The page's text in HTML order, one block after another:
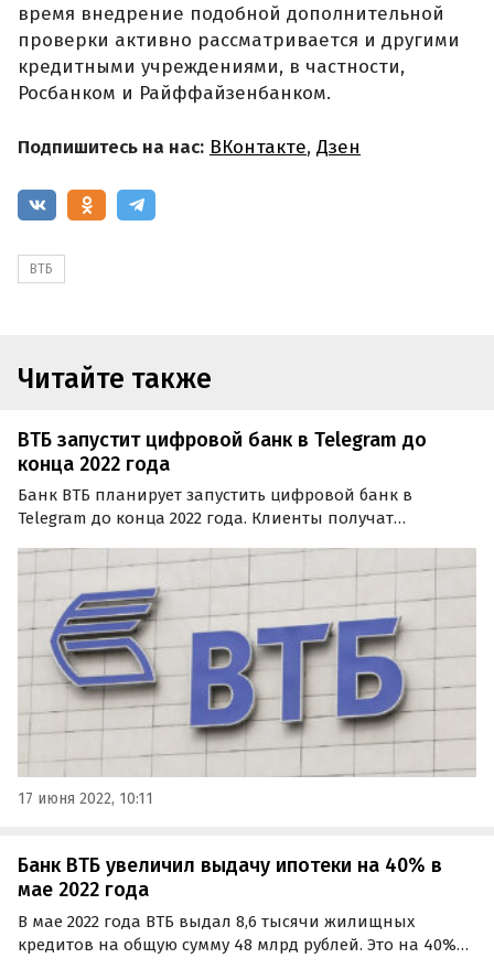
время внедрение подобной дополнительной
проверки активно рассматривается и другими
кредитными учреждениями, в частности,
Росбанком и Райффайзенбанком.
Подпишитесь на нас: ВКонтакте, Дзен
ВТБ
Читайте также
ВТБ запустит цифровой банк в Telegram до
конца 2022 года
Банк ВТБ планирует запустить цифровой банк в
Telegram до конца 2022 года. Клиенты получат
перевод средств со своих счетов без использования
ВТБ Онлайн.
17 июня 2022, 10:11
Банк ВТБ увеличил выдачу ипотеки на 40% в
мае 2022 года
В мае 2022 года ВТБ выдал 8,6 тысячи жилищных
кредитов на общую сумму 48 млрд рублей. Это на 40%